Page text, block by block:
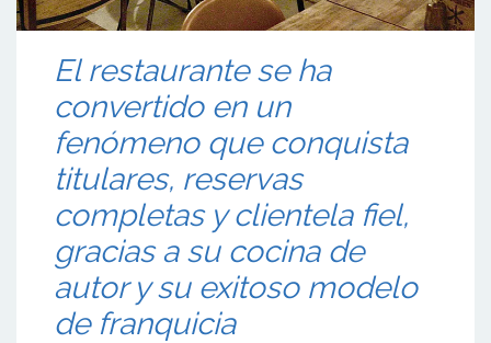
El restaurante se ha
convertido en un
fenómeno que conquista
titulares, reservas
completas y clientela fiel,
gracias a su cocina de
autor y su exitoso modelo
de franquicia